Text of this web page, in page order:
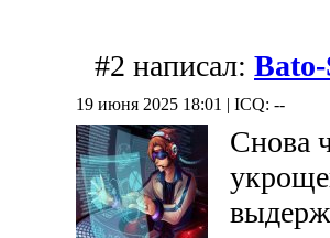
#2 написал:
19 июня 2025 18:01 | ICQ: --
Снова